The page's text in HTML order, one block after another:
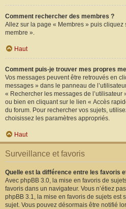
Comment rechercher des membres ?
Allez sur la page « Membres » puis cliquez
membre ».
Haut
Comment puis-je trouver mes propres
Vos messages peuvent être retrouvés en
messages » dans le panneau de
« Rechercher les messages de l’utilisateur
ou bien en cliquant sur le lien « Accès
du forum. Pour rechercher vos sujets,
choisissez les paramètres appropriés.
Haut
Surveillance et favoris
Quelle est la différence entre les favoris
Avec phpBB 3.0, la mise en favoris de
favoris dans un navigateur. Vous n’étiez
phpBB 3.1, la mise en favoris de sujets est
sujet. Vous pouvez désormais être notifié